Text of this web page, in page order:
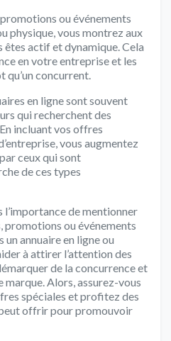
ou événements
physique, vous montrez aux
actif et dynamique. Cela
en votre entreprise et les
qu’un concurrent.
en ligne sont souvent
qui recherchent des
incluant vos offres
vous augmentez
ceux qui sont
de ces types
l’importance de mentionner
promotions ou événements
annuaire en ligne ou
à attirer l’attention des
de la concurrence et
Alors, assurez-vous
spéciales et profitez des
peut offrir pour promouvoir